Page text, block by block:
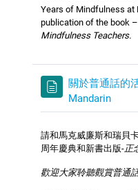
Years of Mindfulness at
publication of the book –
Mindfulness Teachers.
關於普通話的
Mandarin
請和馬克威廉斯和瑞貝
周年慶典和新書出版-正
歡迎大家聆聽觀賞普通